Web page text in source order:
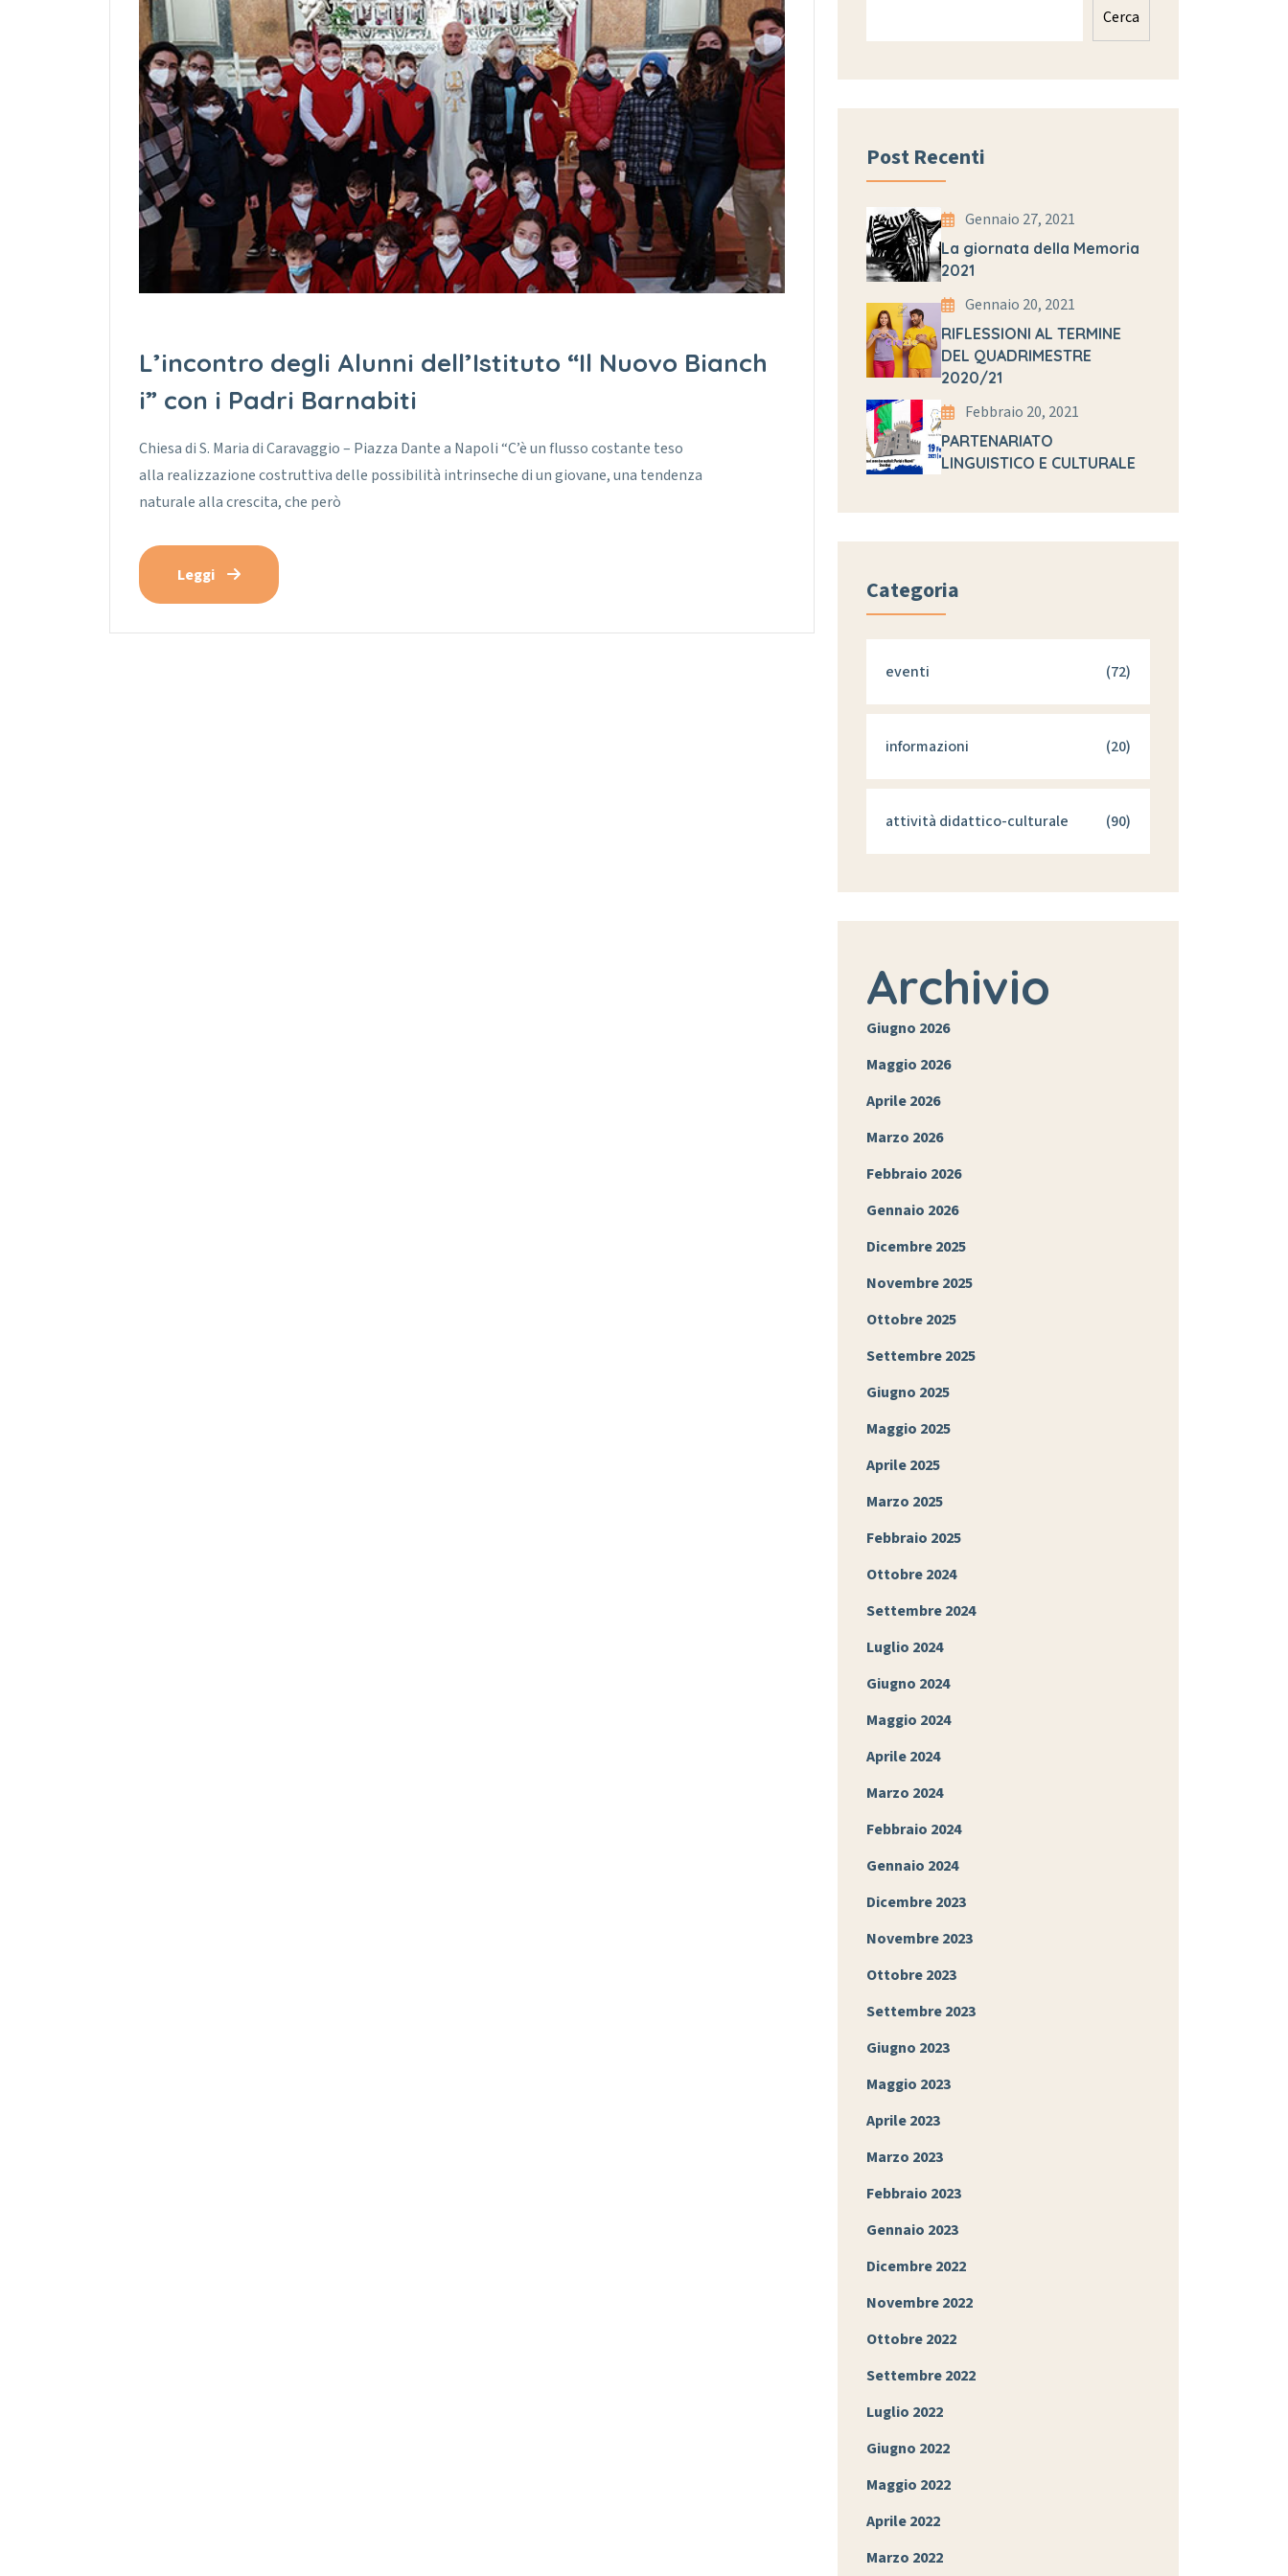
L’incontro degli Alunni dell’Istituto “Il Nuovo Bianch
i” con i Padri Barnabiti
Chiesa di S. Maria di Caravaggio – Piazza Dante a Napoli “C’è un flusso costante teso
alla realizzazione costruttiva delle possibilità intrinseche di un giovane, una tendenza
naturale alla crescita, che però
Leggi
Cerca
Post Recenti
Gennaio 27, 2021
La giornata della Memoria
2021
Gennaio 20, 2021
RIFLESSIONI AL TERMINE
DEL QUADRIMESTRE
2020/21
Febbraio 20, 2021
PARTENARIATO
LINGUISTICO E CULTURALE
Categoria
eventi (72)
informazioni (20)
attività didattico-culturale (90)
Archivio
Giugno 2026
Maggio 2026
Aprile 2026
Marzo 2026
Febbraio 2026
Gennaio 2026
Dicembre 2025
Novembre 2025
Ottobre 2025
Settembre 2025
Giugno 2025
Maggio 2025
Aprile 2025
Marzo 2025
Febbraio 2025
Ottobre 2024
Settembre 2024
Luglio 2024
Giugno 2024
Maggio 2024
Aprile 2024
Marzo 2024
Febbraio 2024
Gennaio 2024
Dicembre 2023
Novembre 2023
Ottobre 2023
Settembre 2023
Giugno 2023
Maggio 2023
Aprile 2023
Marzo 2023
Febbraio 2023
Gennaio 2023
Dicembre 2022
Novembre 2022
Ottobre 2022
Settembre 2022
Luglio 2022
Giugno 2022
Maggio 2022
Aprile 2022
Marzo 2022